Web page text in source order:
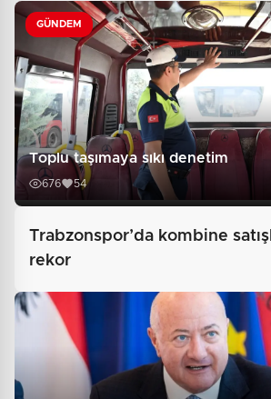
GÜNDEM
Toplu taşımaya sıkı denetim
676 54
Trabzonspor’da kombine
rekor